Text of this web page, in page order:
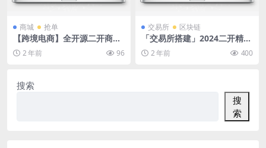
商城 抢单
【跨境电商】全开源二开商城
版印度红绿灯/英印双语带预设
完美版
2 年前 96
交易所 区块链
「交易所搭建」2024二开精仿
Kucoin多语言交易所源码/矿
机质押/币币交易/法币交易/秒
2 年前 400
搜索
搜
索